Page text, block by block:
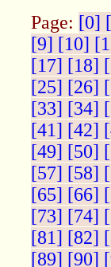
Page: [0]
[9] [10]
[17] [18]
[25] [26]
[33] [34]
[41] [42]
[49] [50]
[57] [58]
[65] [66]
[73] [74]
[81] [82]
[89] [90]